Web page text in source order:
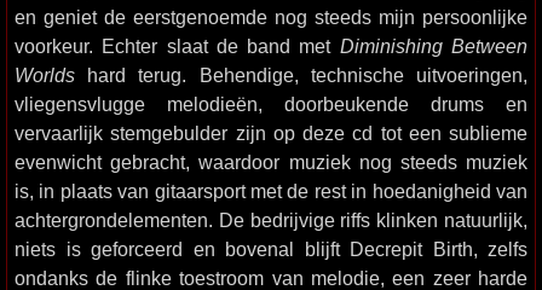
en geniet de eerstgenoemde nog steeds mijn persoonlijke
voorkeur. Echter slaat de band met Diminishing Between
Worlds hard terug. Behendige, technische uitvoeringen,
vliegensvlugge melodieën, doorbeukende drums en
vervaarlijk stemgebulder zijn op deze cd tot een sublieme
evenwicht gebracht, waardoor muziek nog steeds muziek
is, in plaats van gitaarsport met de rest in hoedanigheid van
achtergrondelementen. De bedrijvige riffs klinken natuurlijk,
niets is geforceerd en bovenal blijft Decrepit Birth, zelfs
ondanks de flinke toestroom van melodie, een zeer harde